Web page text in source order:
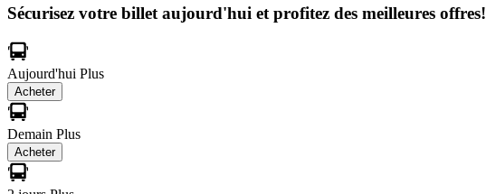
Sécurisez votre billet aujourd'hui et profitez des meilleures offres!
Aujourd'hui Plus
Acheter
Demain Plus
Acheter